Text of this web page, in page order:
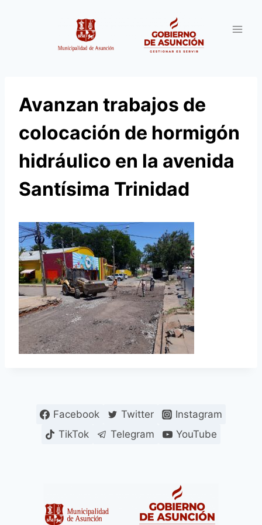
Avanzan trabajos de
colocación de hormigón
hidráulico en la avenida
Santísima Trinidad
Facebook Twitter
Instagram
TikTok
Telegram YouTube